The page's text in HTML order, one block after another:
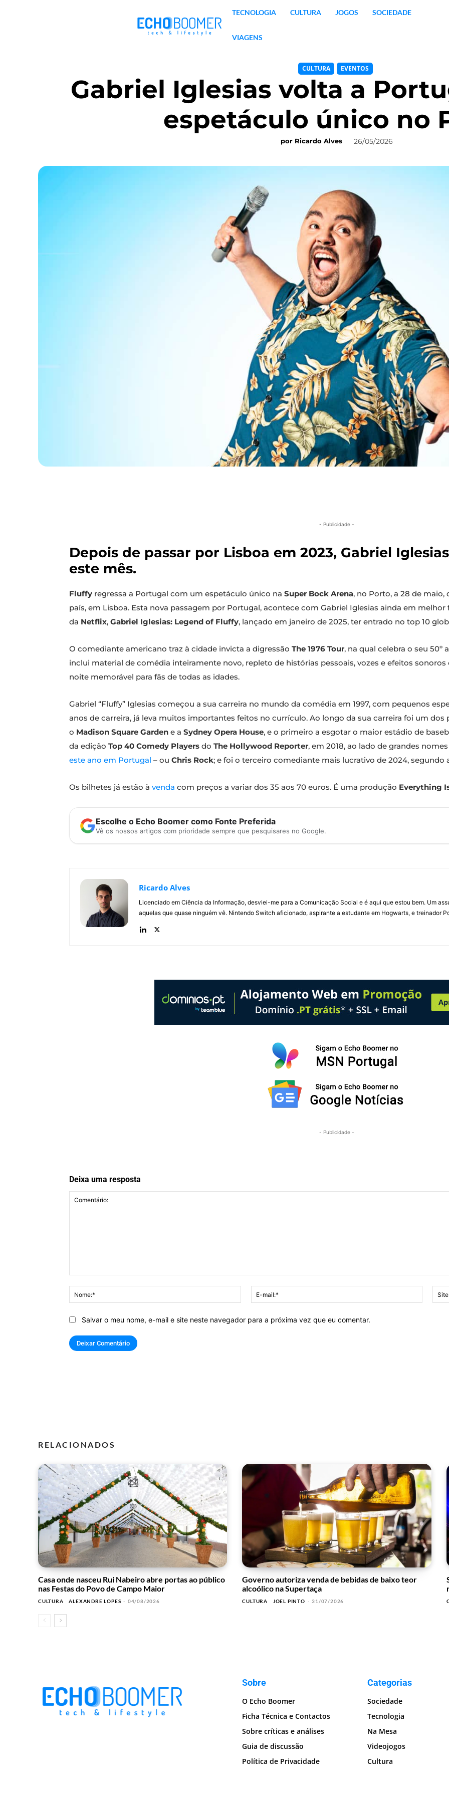
TECNOLOGIA CULTURA JOGOS SOCIEDADE
VIAGENS
CULTURA EVENTOS
Gabriel Iglesias volta a
espetáculo único no
por Ricardo Alves 26/05/2026
- Publicidade -
Depois de passar por Lisboa em 2023, Gabriel
este mês.
Fluffy regressa a Portugal com um espetáculo único na Super Bock Arena, no Porto, a 28 de maio,
país, em Lisboa. Esta nova passagem por Portugal, acontece com Gabriel Iglesias ainda em
da Netflix, Gabriel Iglesias: Legend of Fluffy, lançado em janeiro de 2025, ter entrado no top 10
O comediante americano traz à cidade invicta a digressão The 1976 Tour, na qual celebra o seu
inclui material de comédia inteiramente novo, repleto de histórias pessoais, vozes e efeitos
noite memorável para fãs de todas as idades.
Gabriel “Fluffy” Iglesias começou a sua carreira no mundo da comédia em 1997, com pequenos
anos de carreira, já leva muitos importantes feitos no currículo. Ao longo da sua carreira foi um
o Madison Square Garden e a Sydney Opera House, e o primeiro a esgotar o maior estádio de
da edição Top 40 Comedy Players do The Hollywood Reporter, em 2018, ao lado de grandes
este ano em Portugal – ou Chris Rock; e foi o terceiro comediante mais lucrativo de 2024, segundo
Os bilhetes já estão à venda com preços a variar dos 35 aos 70 euros. É uma produção Everything
Escolhe o Echo Boomer como Fonte Preferida
Vê os nossos artigos com prioridade sempre que pesquisares no Google.
Ricardo Alves
Licenciado em Ciência da Informação, desviei-me para a Comunicação Social e é aqui que estou bem. Um
aquelas que quase ninguém vê. Nintendo Switch aficionado, aspirante a estudante em Hogwarts, e treinador
- Publicidade -
Deixa uma resposta
Nome:*
mail:*
Salvar o meu nome, e-mail e site neste navegador para a próxima vez que eu comentar.
RELACIONADOS
Casa onde nasceu Rui Nabeiro abre portas ao público
nas Festas do Povo de Campo Maior
CULTURA ALEXANDRE LOPES - 04/08/2026
Governo autoriza venda de bebidas de baixo teor
alcoólico na Supertaça
CULTURA JOEL PINTO - 31/07/2026
Sobre
O Echo Boomer
Ficha Técnica e Contactos
Sobre críticas e análises
Guia de discussão
Política de Privacidade
Categorias
Sociedade
Tecnologia
Na Mesa
Videojogos
Cultura